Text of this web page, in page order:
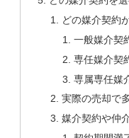
どの媒介契約
一般媒介契
専任媒介契
専属専任媒
実際の売却で
媒介契約や仲